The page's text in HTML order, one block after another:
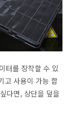
터를 장착할 수 있
고 사용이 가능 합
다면, 상단을 덮을